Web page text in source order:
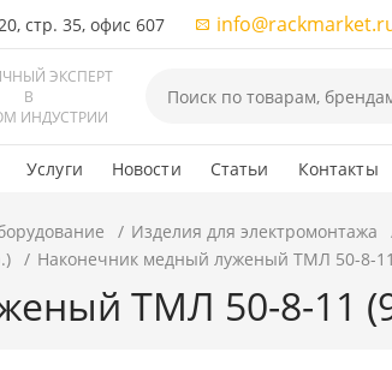
стр. 35, офис 607
ЭКСПЕРТ
В
ИНДУСТРИИ
Услуги Новости Статьи Контакты
Изделия для электромонтажа
Наконечник медный луженый ТМЛ 50-8-11
ТМЛ 50-8-11